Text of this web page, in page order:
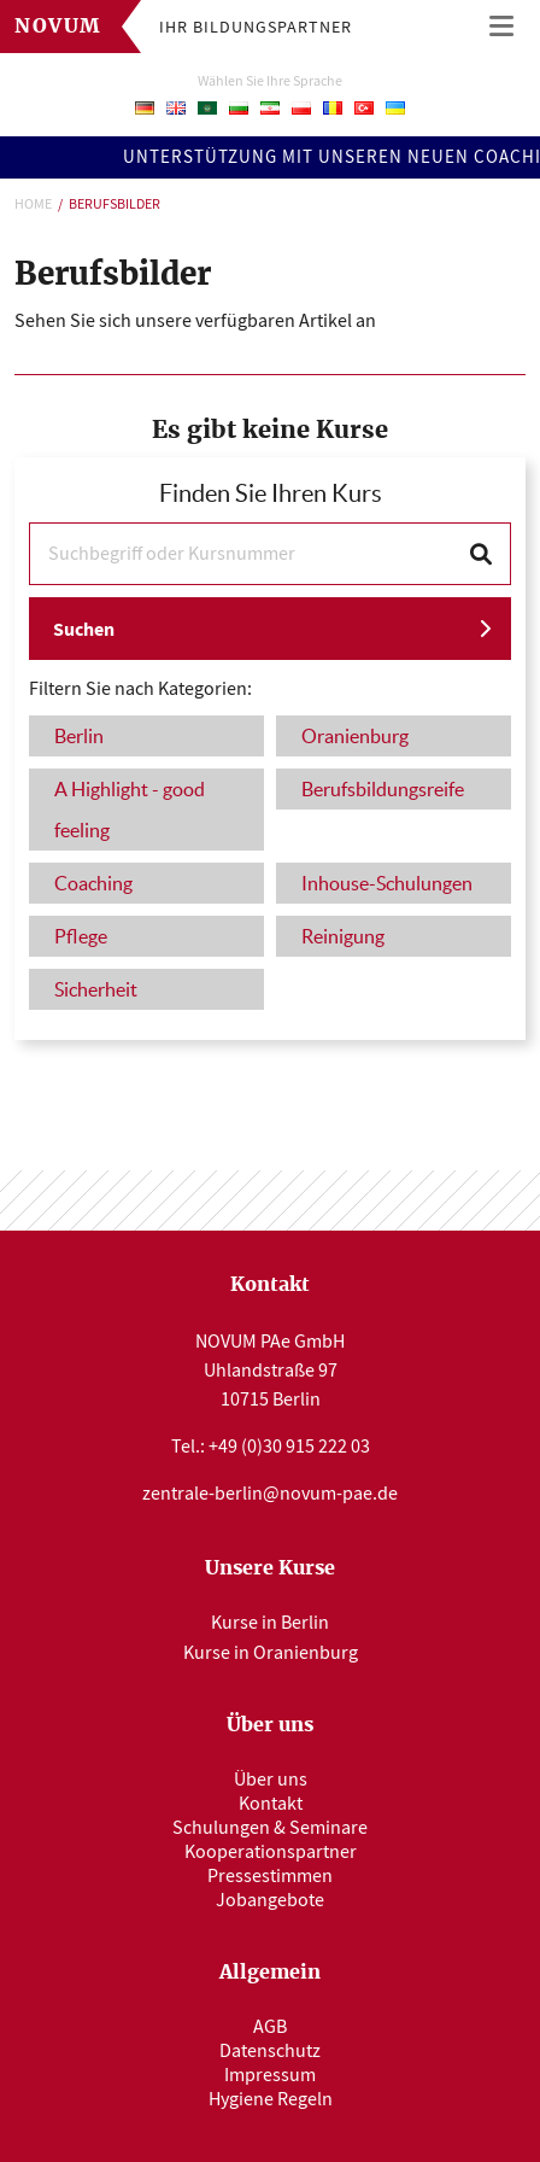
NOVUM IHR BILDUNGSPARTNER
Wählen Sie Ihre Sprache
UNTERSTÜTZUNG MIT UNSEREN NEUEN
HOME BERUFSBILDER
Berufsbilder
Sehen Sie sich unsere verfügbaren Artikel an
Es gibt keine Kurse
Finden Sie Ihren Kurs
Suchen
Filtern Sie nach Kategorien:
Berlin Oranienburg
A Highlight - good
feeling
Berufsbildungsreife
Coaching Inhouse-Schulungen
Pflege Reinigung
Sicherheit
Kontakt
NOVUM PAe GmbH
Uhlandstraße 97
10715 Berlin
Tel.: +49 (0)30 915 222 03
zentrale-berlin@novum-pae.de
Unsere Kurse
Kurse in Berlin
Kurse in Oranienburg
Über uns
Über uns
Kontakt
Schulungen & Seminare
Kooperationspartner
Pressestimmen
Jobangebote
Allgemein
AGB
Datenschutz
Impressum
Hygiene Regeln